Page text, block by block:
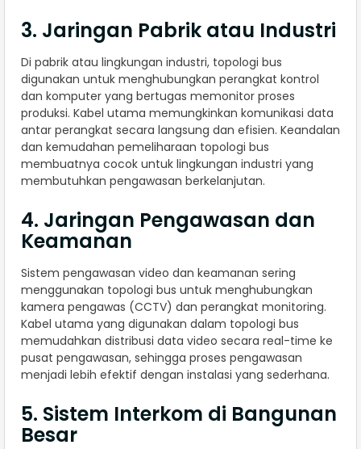
3. Jaringan Pabrik atau Industri
Di pabrik atau lingkungan industri, topologi bus
digunakan untuk menghubungkan perangkat kontrol
dan komputer yang bertugas memonitor proses
produksi. Kabel utama memungkinkan komunikasi data
antar perangkat secara langsung dan efisien. Keandalan
dan kemudahan pemeliharaan topologi bus
membuatnya cocok untuk lingkungan industri yang
membutuhkan pengawasan berkelanjutan.
4. Jaringan Pengawasan dan
Keamanan
Sistem pengawasan video dan keamanan sering
menggunakan topologi bus untuk menghubungkan
kamera pengawas (CCTV) dan perangkat monitoring.
Kabel utama yang digunakan dalam topologi bus
memudahkan distribusi data video secara real-time ke
pusat pengawasan, sehingga proses pengawasan
menjadi lebih efektif dengan instalasi yang sederhana.
5. Sistem Interkom di Bangunan
Besar